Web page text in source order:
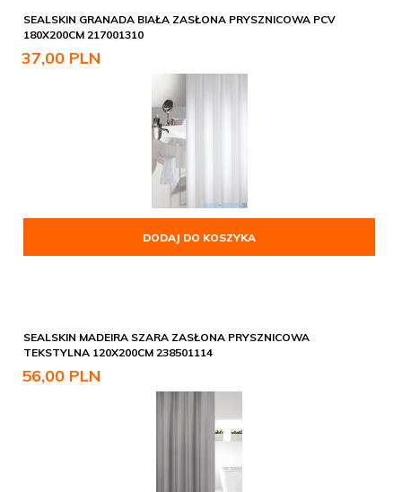
SEALSKIN GRANADA BIAŁA ZASŁONA PRYSZNICOWA PCV
180X200CM 217001310
37,00 PLN
DODAJ DO KOSZYKA
SEALSKIN MADEIRA SZARA ZASŁONA PRYSZNICOWA
TEKSTYLNA 120X200CM 238501114
56,00 PLN